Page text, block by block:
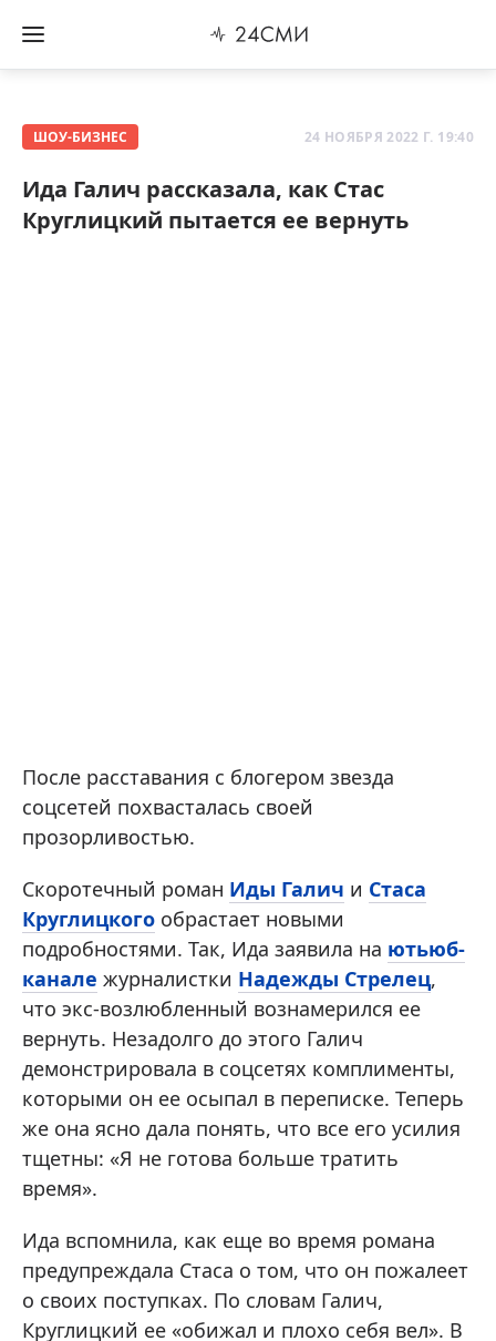
ШОУ-БИЗНЕС 24 НОЯБРЯ 2022 Г. 19:40
Ида Галич рассказала, как Стас
Круглицкий пытается ее вернуть
После расставания с блогером звезда
соцсетей похвасталась своей
прозорливостью.
Скоротечный роман Иды Галич и Стаса
Круглицкого обрастает новыми
подробностями. Так, Ида заявила на ютьюб-
канале журналистки Надежды Стрелец,
что экс-возлюбленный вознамерился ее
вернуть. Незадолго до этого Галич
демонстрировала в соцсетях комплименты,
которыми он ее осыпал в переписке. Теперь
же она ясно дала понять, что все его усилия
тщетны: «Я не готова больше тратить
время».
Ида вспомнила, как еще во время романа
предупреждала Стаса о том, что он пожалеет
о своих поступках. По словам Галич,
Круглицкий ее «обижал и плохо себя вел». В